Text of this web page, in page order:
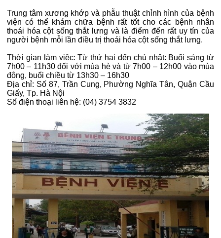
Trung tâm xương khớp và phẫu thuật chỉnh hình của bệnh
viện có thể khám chữa bệnh rất tốt cho các bệnh nhân
thoái hóa cột sống thắt lưng và là điểm đến rất uy tín của
người bệnh mỗi lần điều trị thoái hóa cột sống thắt lưng.
Thời gian làm việc: Từ thứ hai đến chủ nhật: Buổi sáng từ
7h00 – 11h30 đối với mùa hè và từ 7h00 – 12h00 vào mùa
đông, buổi chiều từ 13h30 – 16h30
Địa chỉ: Số 87, Trần Cung, Phường Nghĩa Tân, Quận Cầu
Giấy, Tp. Hà Nội
Số điện thoại liên hệ: (04) 3754 3832